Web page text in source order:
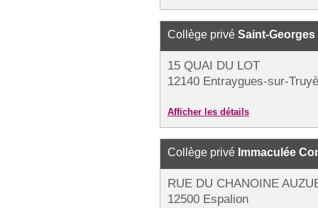
Collège privé Saint-Georges
15 QUAI DU LOT
12140 Entraygues-sur-
Afficher les détails
Collège privé Immaculée
RUE DU CHANOINE
12500 Espalion